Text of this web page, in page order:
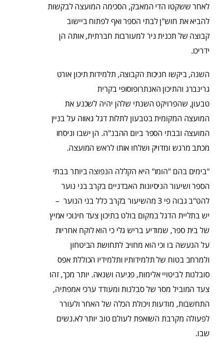
לאחר ששקטו הדי המאבק, הסכימה המועצה לבקשות
להביא את חוש"ן לבתי הספר ואף לפתוח ביישוב
קבוצה של תכנית ניר למעורבות חברתית, אותה הן
ידריכו.
השנה, ביקשו חניכות הקבוצה, תלמידות תיכון אורט
גרינברג והתיכון האנתרופוסופי בקרית
טבעון, שהפרויקט השנתי שלהן יהיה לשכנע את
המועצה המקומית בטבעון לתלות דגל גאווה על בניין
המועצה ובבתי הספר ביום ההבנ"ה. הן ישבו וניסחו
מכתב מרגש ומדויק ושלחו אותו לראש המועצה.
"בימים בהם "הומו" היא הקללה הנפוצה ביותר בבתי
הספר ושיעור הניסיונות האבדניים בקרב בני נוער
להט"ב גבוה פי 3 מהשיעור בקרב כלל בני הנוער –
יש בתליית הדגל במקום בולט בתיכון צעד חינוכי אמיץ
של בית ספר, שמודיע בריש גלי כי הוא לוקח אחריות
על הנעשה בו וכי הוא מחויב לתחושת הביטחון
ולמרחב בטוח של תלמידותיו ותלמידיו הכוללת אפס
סובלנות לביטויי אלימות, פגיעה ושנאה. יותר מכך, זהו
צעד המוביל מסר של סבלנות ומעודד ערכי אמפתיה,
התחשבות, מודעות ויכולת הכלה של האחר ולעורר
לפעולה מקרבת השואפת לעולם טוב יותר לא.נשים
שבו.